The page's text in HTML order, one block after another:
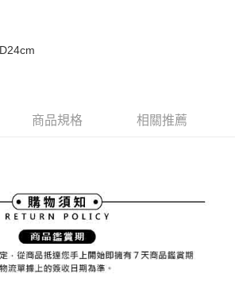
】
，台灣大哥大用戶可立即使用無須另外申請。
及費用金額請依後續交易確認頁面所載為準。
，可選擇「超商條碼／台灣大直營門市／銀行轉
」等通路繳費。
股份有限公司」（以下簡稱本公司）所提供，讓
帳流程】
先享後付」後，將跳轉至「AFTEE先享後付」
確認金額後，即可完成結帳。
將收到繳費通知簡訊。
14天內，點擊此簡訊中的連結，可透過四大超商／
方式進行付款，方視為交易完成。
商品規格 相關推薦